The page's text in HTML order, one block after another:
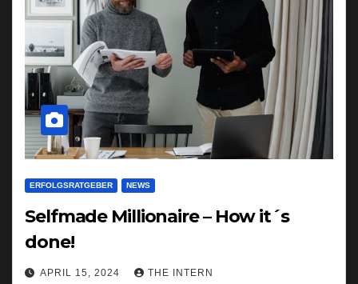
ERFOLGSRATGEBER NEWS
Selfmade Millionaire – How it´s
done!
APRIL 15, 2024 THE INTERN